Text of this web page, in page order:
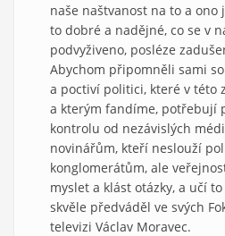
naše naštvanost na to a ono
to dobré a nadějné, co se v
podvyživeno, posléze
Abychom připomněli sami
a poctiví politici, které v této
a kterým fandíme, potřebují
kontrolu od nezávislých
novinářům, kteří neslouží
konglomerátům, ale
myslet a klást otázky, a učí
skvěle předváděl ve svých
televizi Václav Moravec.